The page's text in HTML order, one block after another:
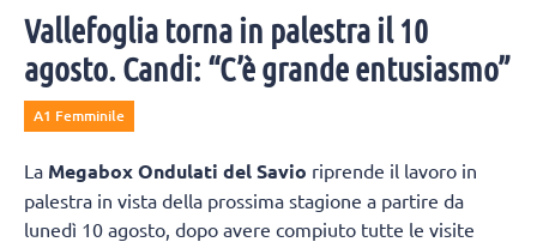
Vallefoglia torna in palestra il 10
agosto. Candi: “C’è grande entusiasmo”
A1 Femminile
La Megabox Ondulati del Savio riprende il lavoro in
palestra in vista della prossima stagione a partire da
lunedì 10 agosto, dopo avere compiuto tutte le visite